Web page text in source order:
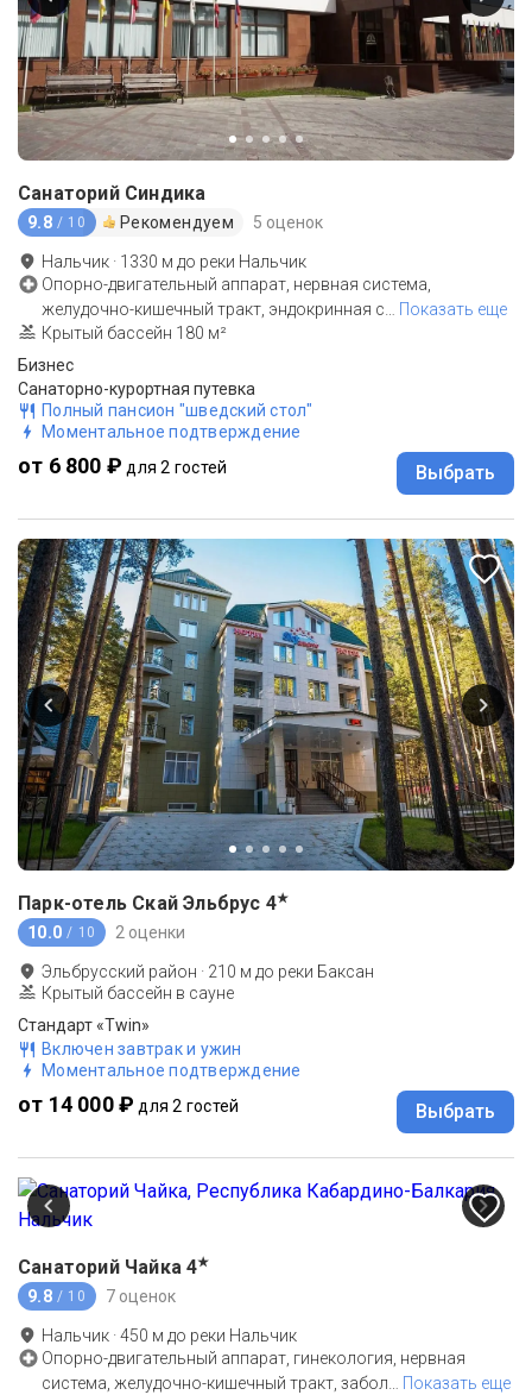
Санаторий Синдика
9.8 / 10 Рекомендуем 5 оценок
Нальчик · 1330 м до реки Нальчик
Опорно-двигательный аппарат, нервная система,
желудочно-кишечный тракт, эндокринная с
Показать еще
Крытый бассейн 180 м²
Бизнес
Санаторно-курортная путевка
Полный пансион "шведский стол"
Моментальное подтверждение
от 6 800 ₽ для 2 гостей Выбрать
Парк-отель Скай Эльбрус 4★
10.0 / 10 2 оценки
Эльбрусский район · 210 м до реки Баксан
Крытый бассейн в сауне
Стандарт «Twin»
Включен завтрак и ужин
Моментальное подтверждение
от 14 000 ₽ для 2 гостей Выбрать
Санаторий Чайка 4★
9.8 / 10 7 оценок
Нальчик ·450 м до реки Нальчик
Опорно-двигательный аппарат, гинекология, нервная
система, желудочно-кишечный тракт, забол
Показать еще